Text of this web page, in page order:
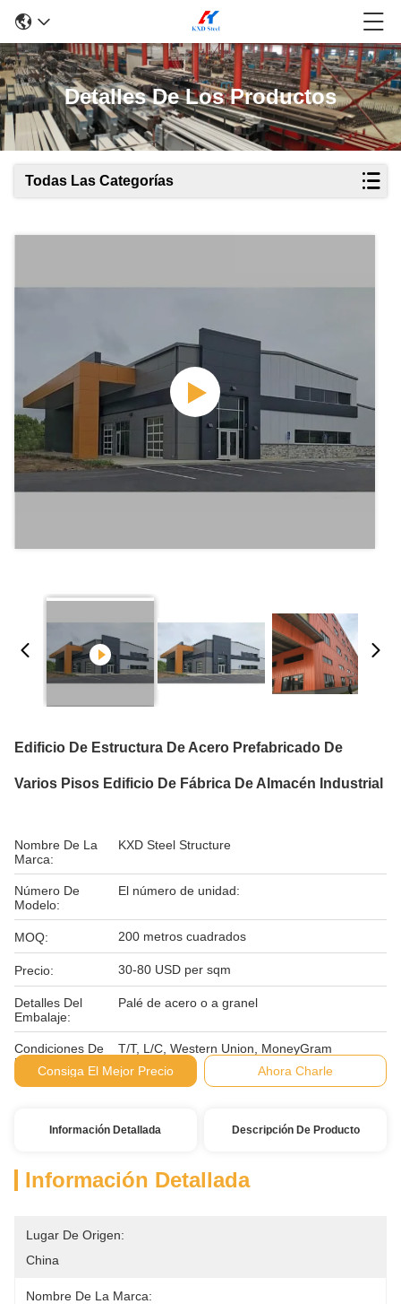
Detalles De Los Productos
Todas Las Categorías
Edificio De Estructura De Acero Prefabricado De
Varios Pisos Edificio De Fábrica De Almacén Industrial
Nombre De La
Marca:
KXD Steel Structure
Número De
Modelo:
El número de unidad:
MOQ: 200 metros cuadrados
Precio: 30-80 USD per sqm
Detalles Del
Embalaje:
Palé de acero o a granel
Condiciones De
Pago:
T/T, L/C, Western Union, MoneyGram
Consiga El Mejor Precio
Ahora Charle
Información Detallada Descripción De Producto
Información Detallada
Lugar De Origen:
China
Nombre De La Marca: